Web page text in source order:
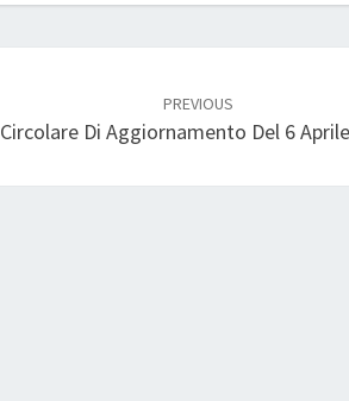
PREVIOUS
Circolare Di Aggiornamento Del 6